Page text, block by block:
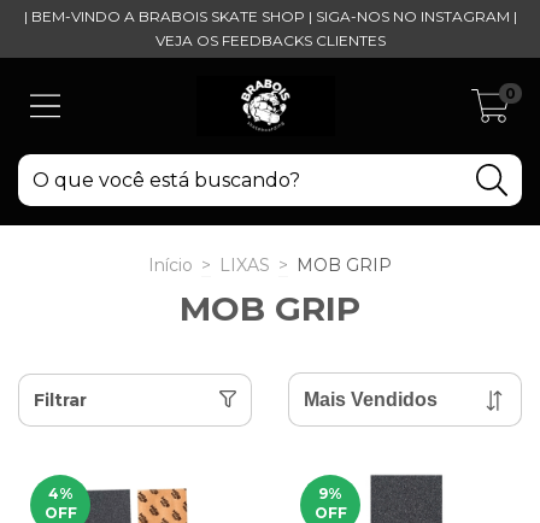
| BEM-VINDO A BRABOIS SKATE SHOP | SIGA-NOS NO INSTAGRAM |
VEJA OS FEEDBACKS CLIENTES
0
Início > LIXAS > MOB GRIP
MOB GRIP
Filtrar
4%
OFF
9%
OFF